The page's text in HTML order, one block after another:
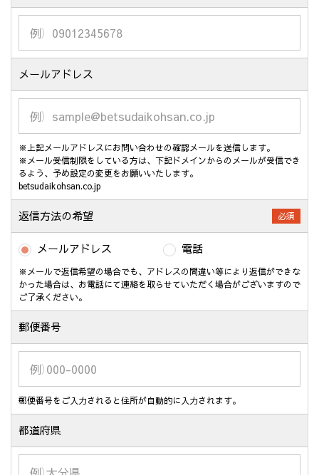
メールアドレス
※上記メールアドレスにお問い合わせの確認メールを送信します。
※メール受信制限をしている方は、下記ドメインからのメールが受信でき
るよう、予め設定の変更をお願いいたします。
betsudaikohsan.co.jp
返信方法の希望 必須
メールアドレス 電話
※メールで返信希望の場合でも、アドレスの間違い等により返信ができな
かった場合は、お電話にて連絡を取らせていただく場合がございますので
ご了承ください。
郵便番号
郵便番号をご入力されると住所が自動的に入力されます。
都道府県